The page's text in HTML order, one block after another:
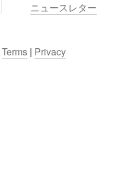
ニュースレター
Terms | Privacy